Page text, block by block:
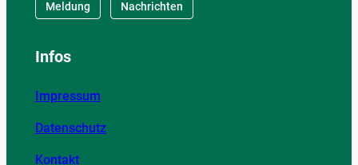
Meldung Nachrichten
Infos
Impressum
Datenschutz
Kontakt